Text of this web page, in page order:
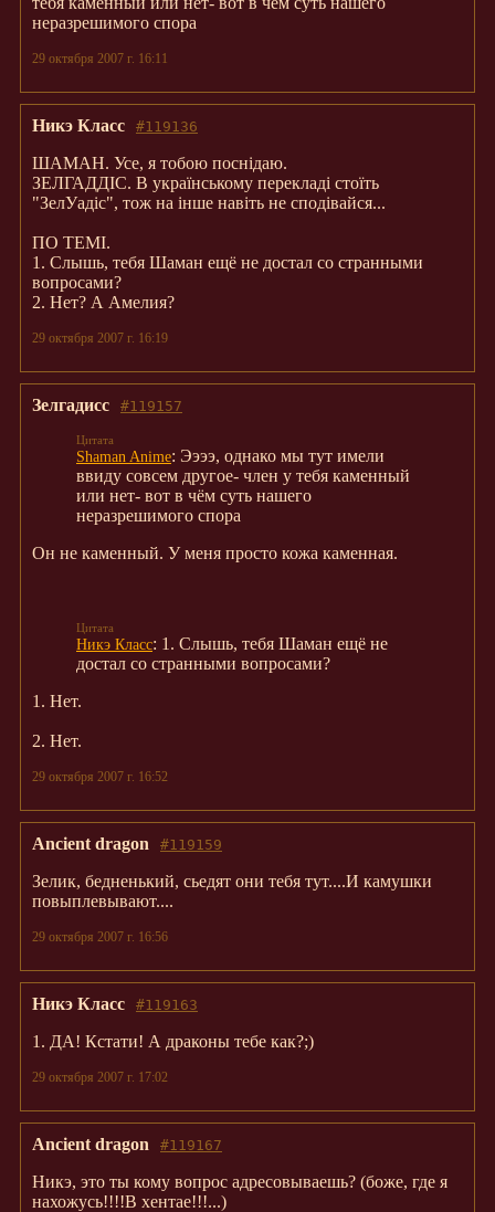
неразрешимого спора
29 октября 2007 г. 16:11
#119136
Никэ Класс
ШАМАН. Усе, я тобою поснідаю.
ЗЕЛГАДДІС. В українському перекладі стоїть
"ЗелУадіс", тож на інше навіть не сподівайся...
ПО ТЕМІ.
1. Слышь, тебя Шаман ещё не достал со странными
вопросами?
2. Нет? А Амелия?
29 октября 2007 г. 16:19
#119157
Зелгадисс
Shaman Anime: Ээээ, однако мы тут имели
ввиду совсем другое- член у тебя каменный
или нет- вот в чём суть нашего
неразрешимого спора
Он не каменный. У меня просто кожа каменная.
Никэ Класс: 1. Слышь, тебя Шаман ещё не
достал со странными вопросами?
1. Нет.
2. Нет.
29 октября 2007 г. 16:52
#119159
Ancient dragon
Зелик, бедненький, сьедят они тебя тут....И камушки
повыплевывают....
29 октября 2007 г. 16:56
#119163
Никэ Класс
1. ДА! Кстати! А драконы тебе как?;)
29 октября 2007 г. 17:02
#119167
Ancient dragon
Никэ, это ты кому вопрос адресовываешь? (боже, где я
нахожусь!!!!В хентае!!!...)